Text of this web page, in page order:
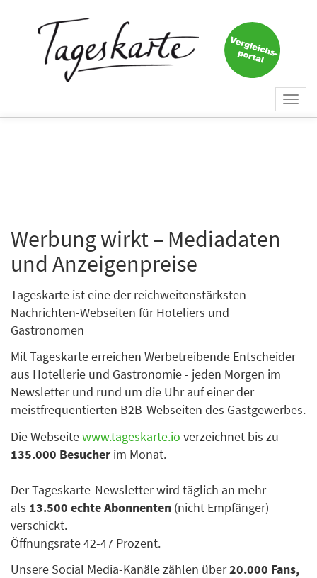
Werbung wirkt – Mediadaten
und Anzeigenpreise
Tageskarte ist eine der reichweitenstärksten
Nachrichten-Webseiten für Hoteliers und
Gastronomen
Mit Tageskarte erreichen Werbetreibende Entscheider
aus Hotellerie und Gastronomie - jeden Morgen im
Newsletter und rund um die Uhr auf einer der
meistfrequentierten B2B-Webseiten des Gastgewerbes.
Die Webseitewww.tageskarte.io verzeichnet bis zu
135.000 Besucher im Monat.
Der Tageskarte-Newsletter wird täglich an mehr
als 13.500 echte Abonnenten (nicht Empfänger)
verschickt.
Öffnungsrate 42-47 Prozent.
Unsere Social Media-Kanäle zählen über20.000 Fans,